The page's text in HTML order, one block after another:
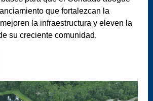
que fortalezcan la
la infraestructura y eleven la
su creciente comunidad.